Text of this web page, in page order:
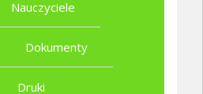
Nauczyciele
Dokumenty
Druki